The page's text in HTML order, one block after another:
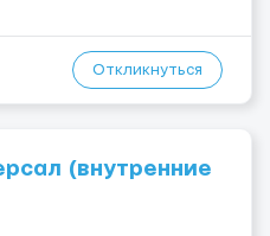
Откликнуться
(внутренние